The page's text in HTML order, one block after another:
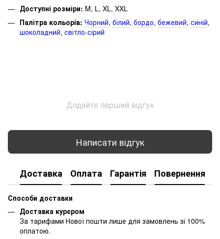
Доступні розміри: M, L, XL, XXL
Палітра кольорів: Чорний, білий, бордо, бежевий, синій,
шоколадний, світло-сірий
Додайте перший відгук
Написати відгук
Доставка Оплата Гарантія Повернення
Способи доставки
Доставка курєром
За тарифами Нової пошти лише для замовлень зі 100%
оплатою.